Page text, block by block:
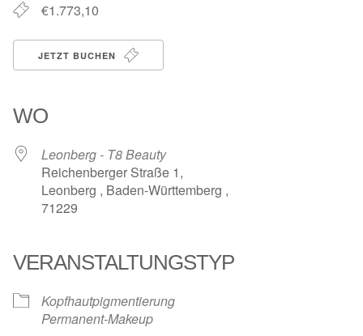
€1.773,10
JETZT BUCHEN
WO
Leonberg - T8 Beauty
Reichenberger Straße 1,
Leonberg , Baden-Württemberg ,
71229
VERANSTALTUNGSTYP
Kopfhautpigmentierung
Permanent-Makeup